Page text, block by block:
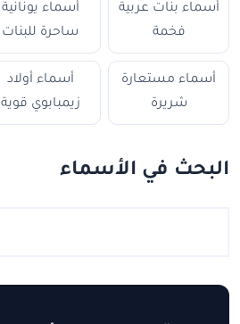
أسماء بنات عربية
فخمة
أسماء يونانية
ساحرة للبنات
أسماء مستعارة
شريرة
أسماء أولاد
زيمبابوي قوية
البحث في الأسماء